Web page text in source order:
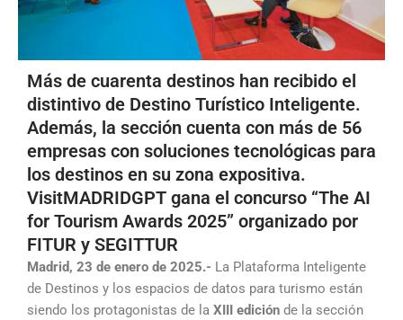
Más de cuarenta destinos han recibido el
distintivo de Destino Turístico Inteligente.
Además, la sección cuenta con más de 56
empresas con soluciones tecnológicas para
los destinos en su zona expositiva.
VisitMADRIDGPT gana el concurso “The AI
for Tourism Awards 2025” organizado por
FITUR y SEGITTUR
Madrid, 23 de enero de 2025.- La Plataforma Inteligente
de Destinos y los espacios de datos para turismo están
siendo los protagonistas de la XIII edición de la sección